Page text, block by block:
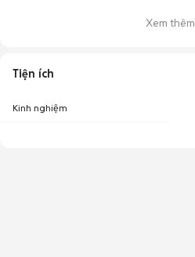
Xem thêm
Tiện ích
Kinh nghiệm